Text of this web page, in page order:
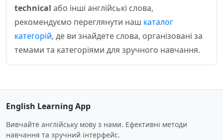
technical або інші англійські слова,
рекомендуємо переглянути наш каталог
категорій, де ви знайдете слова, організовані за
темами та категоріями для зручного навчання.
English Learning App
Вивчайте англійську мову з нами. Ефективні методи
навчання та зручний інтерфейс.